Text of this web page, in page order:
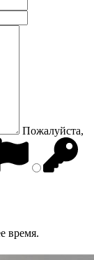
Пожалуйста,
время.